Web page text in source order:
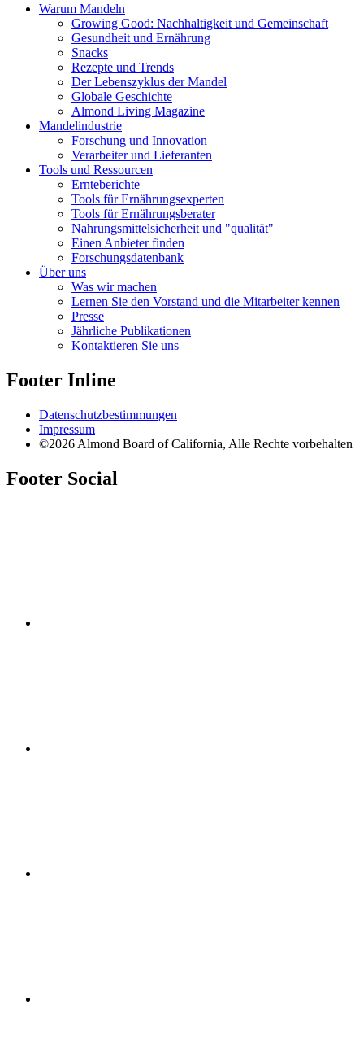
Warum Mandeln
Growing Good: Nachhaltigkeit und Gemeinschaft
Gesundheit und Ernährung
Snacks
Rezepte und Trends
Der Lebenszyklus der Mandel
Globale Geschichte
Almond Living Magazine
Mandelindustrie
Forschung und Innovation
Verarbeiter und Lieferanten
Tools und Ressourcen
Ernteberichte
Tools für Ernährungsexperten
Tools für Ernährungsberater
Nahrungsmittelsicherheit und "qualität"
Einen Anbieter finden
Forschungsdatenbank
Über uns
Was wir machen
Lernen Sie den Vorstand und die Mitarbeiter kennen
Presse
Jährliche Publikationen
Kontaktieren Sie uns
Footer Inline
Datenschutzbestimmungen
Impressum
©2026 Almond Board of California, Alle Rechte vorbehalten
Footer Social